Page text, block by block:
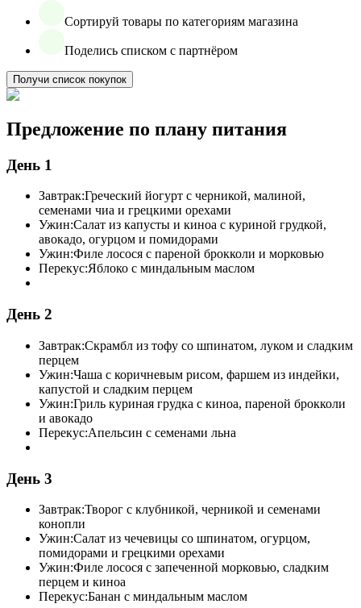
Сортируй товары по категориям магазина
Поделись списком с партнёром
Получи список покупок
Предложение по плану питания
День 1
Завтрак:Греческий йогурт с черникой, малиной,
семенами чиа и грецкими орехами
Ужин:Салат из капусты и киноа с куриной грудкой,
авокадо, огурцом и помидорами
Ужин:Филе лосося с пареной брокколи и морковью
Перекус:Яблоко с миндальным маслом
День 2
Завтрак:Скрамбл из тофу со шпинатом, луком и сладким
перцем
Ужин:Чаша с коричневым рисом, фаршем из индейки,
капустой и сладким перцем
Ужин:Гриль куриная грудка с киноа, пареной брокколи
и авокадо
Перекус:Апельсин с семенами льна
День 3
Завтрак:Творог с клубникой, черникой и семенами
конопли
Ужин:Салат из чечевицы со шпинатом, огурцом,
помидорами и грецкими орехами
Ужин:Филе лосося с запеченной морковью, сладким
перцем и киноа
Перекус:Банан с миндальным маслом